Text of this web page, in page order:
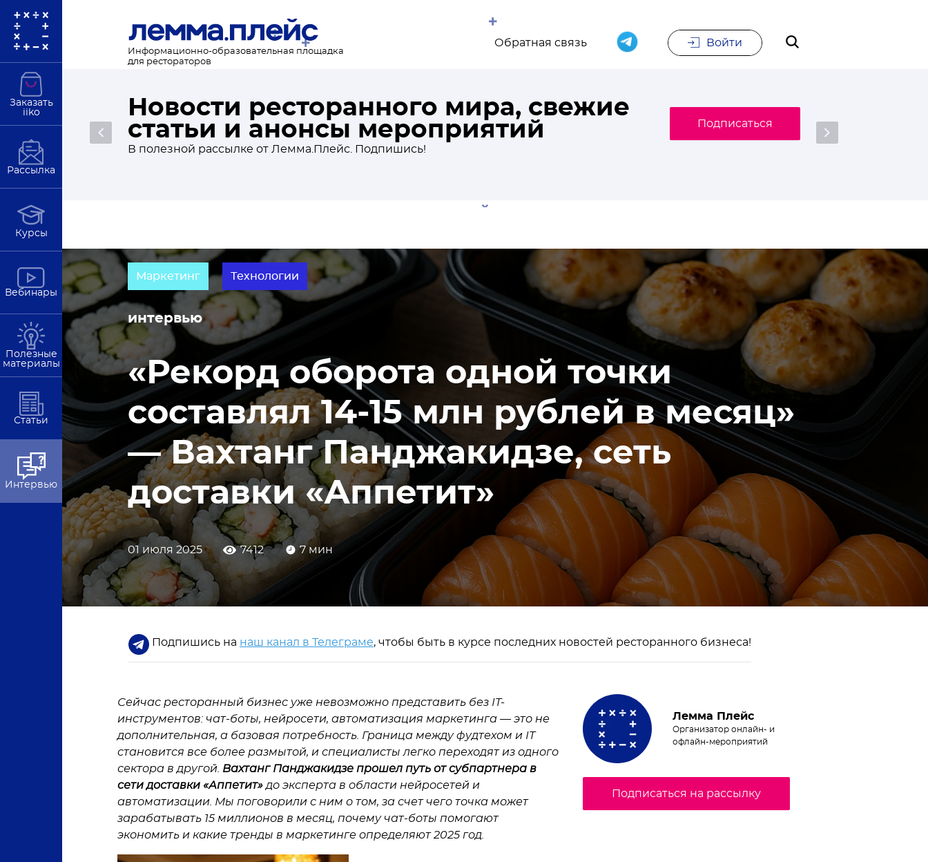
Заказать
iiko
Рассылка
Курсы
Вебинары
Полезные
материалы
Статьи
Интервью
Информационно-образовательная площадка
для рестораторов
Обратная связь Войти
Подробнее
Новости ресторанного мира, свежие
статьи и анонсы мероприятий
В полезной рассылке от Лемма.Плейс. Подпишись!
Подписаться
Маркетинг Технологии
интервью
«Рекорд оборота одной точки
составлял 14-15 млн рублей в месяц»
— Вахтанг Панджакидзе, сеть
доставки «Аппетит»
01 июля 2025 7412 7 мин
Подпишись на наш канал в Телеграме, чтобы быть в курсе последних новостей ресторанного бизнеса!
Сейчас ресторанный бизнес уже невозможно представить без IT-
инструментов: чат-боты, нейросети, автоматизация маркетинга — это не
дополнительная, а базовая потребность. Граница между фудтехом и IT
становится все более размытой, и специалисты легко переходят из одного
сектора в другой. Вахтанг Панджакидзе прошел путь от субпартнера в
сети доставки «Аппетит» до эксперта в области нейросетей и
автоматизации. Мы поговорили с ним о том, за счет чего точка может
зарабатывать 15 миллионов в месяц, почему чат-боты помогают
экономить и какие тренды в маркетинге определяют 2025 год.
Лемма Плейс
Организатор онлайн- и
офлайн-мероприятий
Подписаться на рассылку